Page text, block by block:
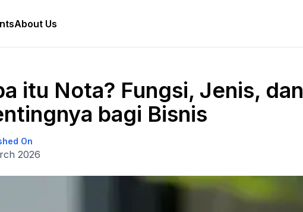
About Us
itu Nota? Fungsi, Jenis, dan
bagi Bisnis
On
2026